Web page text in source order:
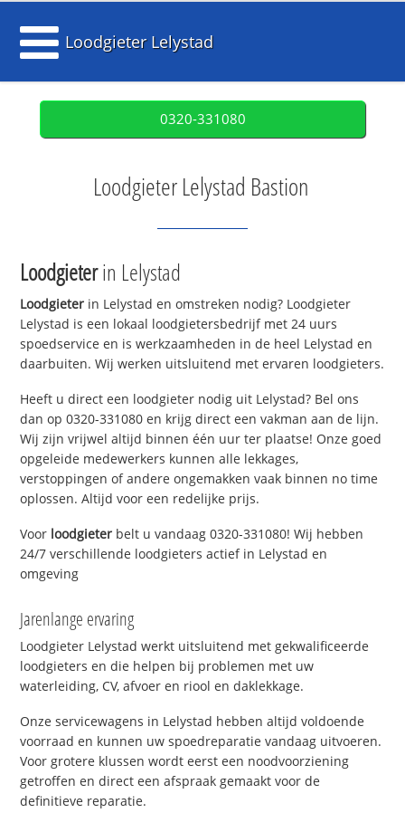
Loodgieter Lelystad
0320-331080
Loodgieter Lelystad Bastion
Loodgieterin Lelystad
Loodgieter in Lelystad en omstreken nodig? Loodgieter
Lelystad is een lokaal loodgietersbedrijf met 24 uurs
spoedservice en is werkzaamheden in de heel Lelystad en
daarbuiten. Wij werken uitsluitend met ervaren loodgieters.
Heeft u direct een loodgieter nodig uit Lelystad? Bel ons
dan op 0320-331080 en krijg direct een vakman aan de lijn.
Wij zijn vrijwel altijd binnen één uur ter plaatse! Onze goed
opgeleide medewerkers kunnen alle lekkages,
verstoppingen of andere ongemakken vaak binnen no time
oplossen. Altijd voor een redelijke prijs.
Voor loodgieter belt u vandaag 0320-331080! Wij hebben
24/7 verschillende loodgieters actief in Lelystad en
omgeving
Jarenlange ervaring
Loodgieter Lelystad werkt uitsluitend met gekwalificeerde
loodgieters en die helpen bij problemen met uw
waterleiding, CV, afvoer en riool en daklekkage.
Onze servicewagens in Lelystad hebben altijd voldoende
voorraad en kunnen uw spoedreparatie vandaag uitvoeren.
Voor grotere klussen wordt eerst een noodvoorziening
getroffen en direct een afspraak gemaakt voor de
definitieve reparatie.